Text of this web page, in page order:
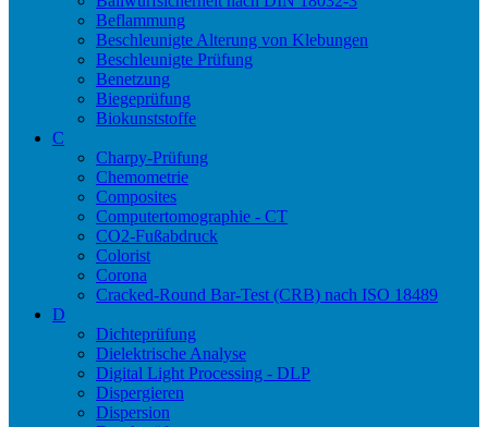
Beflammung
Beschleunigte Alterung von Klebungen
Beschleunigte Prüfung
Benetzung
Biegeprüfung
Biokunststoffe
C
Charpy-Prüfung
Chemometrie
Composites
Computertomographie - CT
CO2-Fußabdruck
Colorist
Corona
Cracked-Round Bar-Test (CRB) nach ISO 18489
D
Dichteprüfung
Dielektrische Analyse
Digital Light Processing - DLP
Dispergieren
Dispersion